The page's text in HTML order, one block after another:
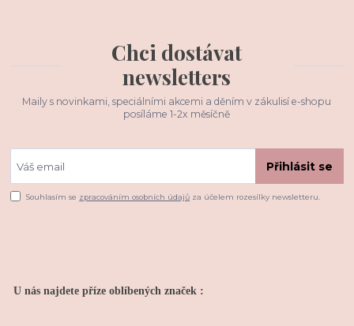
Chci dostávat
newsletters
Maily s novinkami, speciálními akcemi a děním v zákulisí e-shopu
posíláme 1-2x měsíčně
Přihlásit se
Souhlasím se zpracováním osobních údajů za účelem rozesílky newsletteru.
U nás najdete příze oblíbených značek :